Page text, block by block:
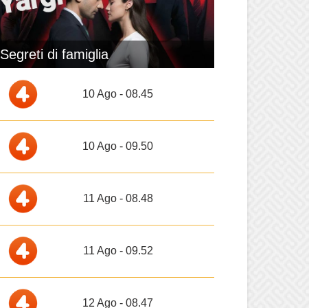
Segreti di famiglia
10 Ago - 08.45
10 Ago - 09.50
11 Ago - 08.48
11 Ago - 09.52
12 Ago - 08.47